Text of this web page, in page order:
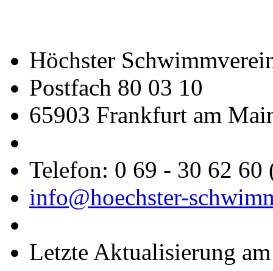
Höchster
Postfach 80 03 10
65903 Frankfurt am
Telefon: 0 69 - 30 62 60
info@hoechster-
Letzte Aktualisierung